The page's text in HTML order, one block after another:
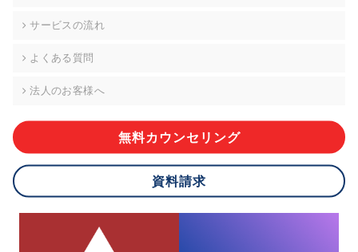
株式会社div 個人情報問合せ窓口
メールアドレス:privacy_policy@di-v.co.jp
ご本人様が当社に個人情報を提供されるかどうかは任意による
応ができない場合があります。
8.cookieにより取得・分析した情報とその利用について
当社は第三者が運営するデータ・マネジメント・プラットフォ
ームからcookieにより収集されたウェブの閲覧機歴及びその分
析結果を取得し、これをお客様の個人データと結びつけた上
サービスの流れ
よくある質問
法人のお客様へ
無料カウンセリング
資料請求